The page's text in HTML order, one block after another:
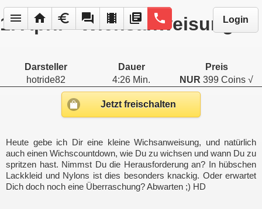
menu home euro forum local_movies library_books phone Login
1. April - Wichsanweisung
Darsteller Dauer
Preis
hotride82
4:26 Min. NUR 399 Coins √
Jetzt freischalten
Heute gebe ich Dir eine kleine Wichsanweisung, und natürlich
auch einen Wichscountdown, wie Du zu wichsen und wann Du zu
spritzen hast. Nimmst Du die Herausforderung an? In hübschen
Lackkleid und Nylons ist dies besonders knackig. Oder erwartet
Dich doch noch eine Überraschung? Abwarten ;) HD